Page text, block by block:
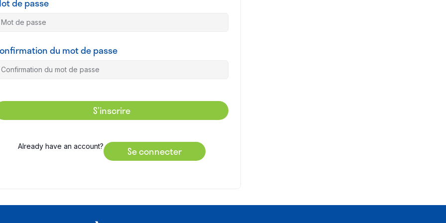
de passe
du mot de passe
S’inscrire
Already have an account? Se connecter